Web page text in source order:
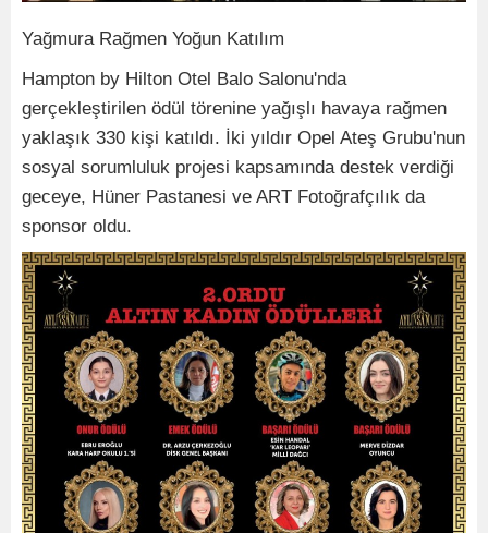
Yağmura Rağmen Yoğun Katılım
Hampton by Hilton Otel Balo Salonu'nda
gerçekleştirilen ödül törenine yağışlı havaya rağmen
yaklaşık 330 kişi katıldı. İki yıldır Opel Ateş Grubu'nun
sosyal sorumluluk projesi kapsamında destek verdiği
geceye, Hüner Pastanesi ve ART Fotoğrafçılık da
sponsor oldu.